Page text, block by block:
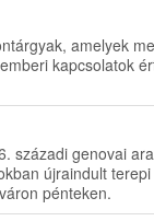
amelyek
kapcsolatok
századi genovai
újraindult
pénteken.